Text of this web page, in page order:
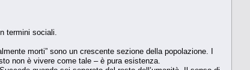
termini sociali.
morti” sono un crescente sezione della popolazione. I
non è vivere come tale – è pura esistenza.